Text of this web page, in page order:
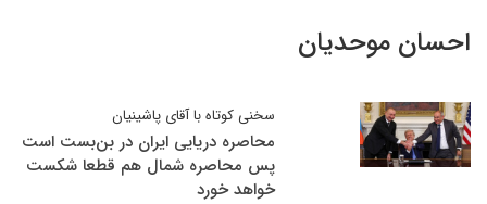
احسان موحدیان
سخنی کوتاه با آقای پاشینیان
محاصره دریایی ایران در بن‌بست است
پس محاصره شمال هم قطعا شکست
خواهد خورد